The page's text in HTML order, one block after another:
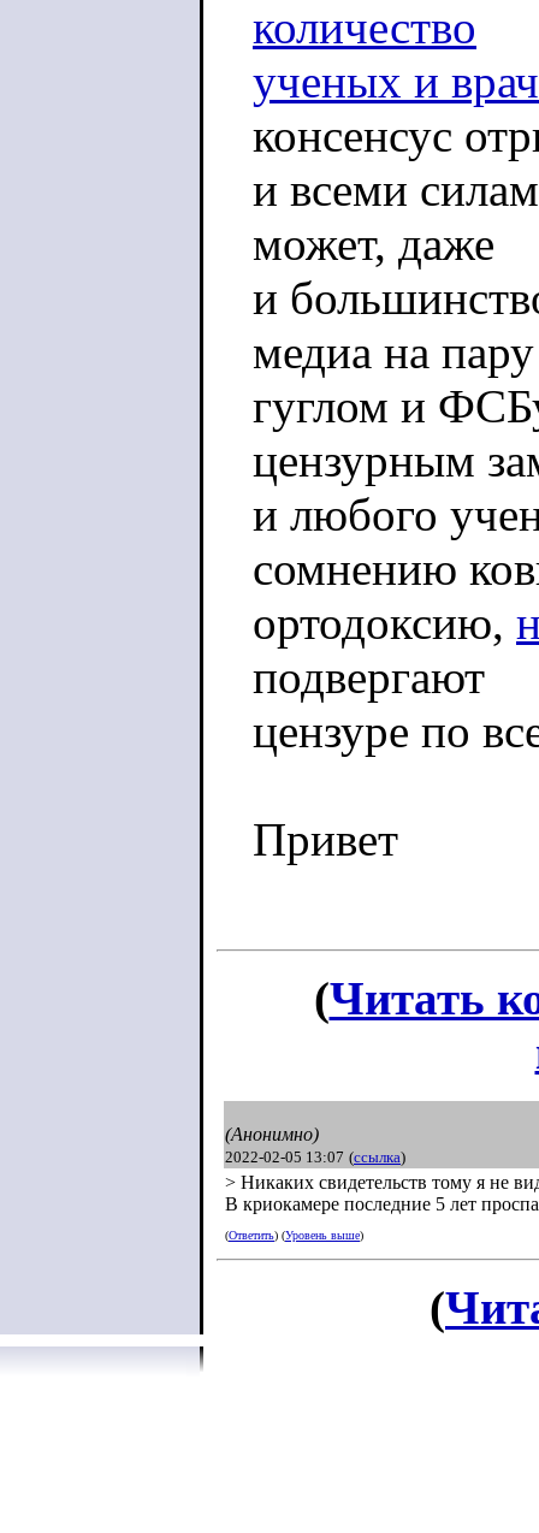
количество
ученых и
консенсус
и всеми
может, даже
и
медиа на
гуглом и
цензурным
и любого
сомнению
ортодоксию,
подвергают
цензуре по
Привет
(Читать
(Анонимно)
2022-02-05 13:07 (ссылка)
> Никаких свидетельств тому я не
В криокамере последние 5 лет
(Ответить) (Уровень выше)
(